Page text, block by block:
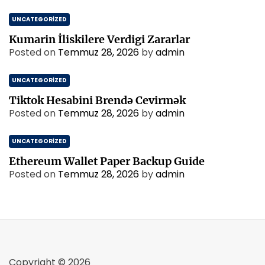
UNCATEGORIZED
Kumarin İliskilere Verdigi Zararlar
Posted on Temmuz 28, 2026 byadmin
UNCATEGORIZED
Tiktok Hesabini Brendə Cevirmək
Posted on Temmuz 28, 2026 byadmin
UNCATEGORIZED
Ethereum Wallet Paper Backup Guide
Posted on Temmuz 28, 2026 byadmin